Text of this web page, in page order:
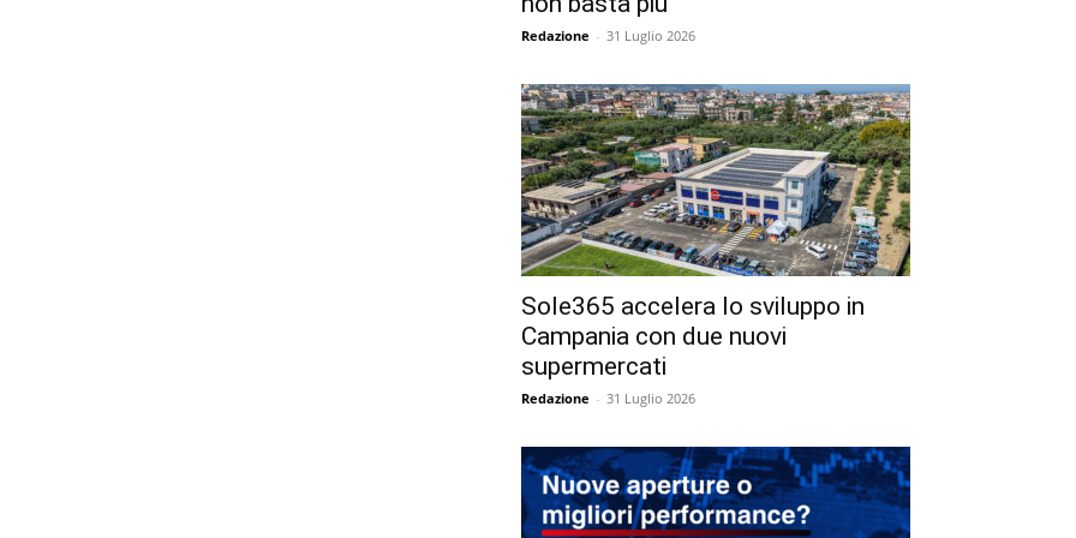
Redazione - 31 Luglio 2026
Sole365 accelera lo sviluppo in
Campania con due nuovi
supermercati
Redazione - 31 Luglio 2026